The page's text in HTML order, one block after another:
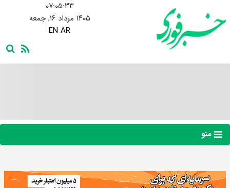
۰۷:۰۵:۳۳
۱۴۰۵ مرداد ۱۶, جمعه
EN AR
منو